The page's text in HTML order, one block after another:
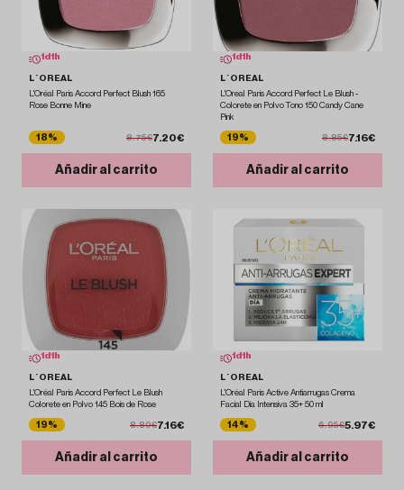
1 d 1 h
L´OREAL
L'Oréal Paris Accord Perfect Blush 165
Rose Bonne Mine
18% 8.75€7.20€
Añadir al carrito
1 d 1 h
L´OREAL
L'Oreal Paris Accord Perfect Le Blush -
Colorete en Polvo Tono 150 Candy Cane
Pink
19% 8.85€7.16€
Añadir al carrito
1 d 1 h
L´OREAL
L'Oréal Paris Accord Perfect Le Blush
Colorete en Polvo 145 Bois de Rose
19% 8.80€7.16€
Añadir al carrito
1 d 1 h
L´OREAL
L'Oréal Paris Active Antiarrugas Crema
Facial Día Intensiva 35+ 50 ml
14% 6.95€5.97€
Añadir al carrito